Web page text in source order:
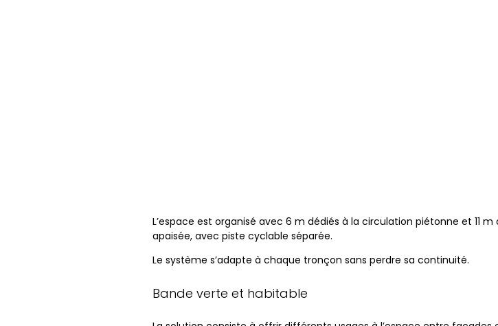
L’espace est organisé avec 6 m dédiés à la circulation piétonne et 11
apaisée, avec piste cyclable séparée.
Le système s’adapte à chaque tronçon sans perdre sa continuité.
Bande verte et habitable